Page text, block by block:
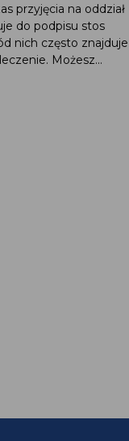
przyjęcia na oddział
do podpisu stos
nich często
Możesz...